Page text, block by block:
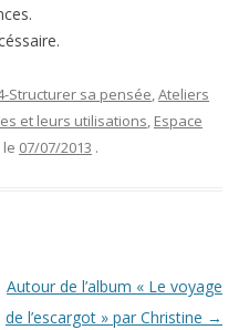
Structurer sa pensée,Ateliers
et leurs utilisations, Espace
le 07/07/2013 .
Autour de l’album « Le voyage
de l’escargot » par Christine →